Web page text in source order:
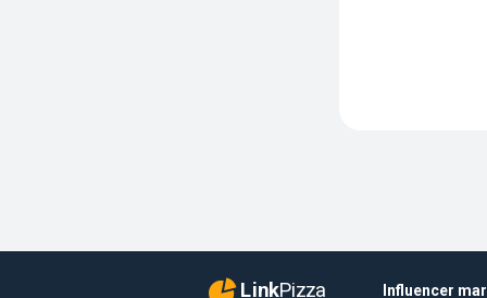
LinkPizza Influencer